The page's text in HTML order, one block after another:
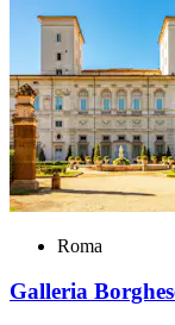
Roma
Galleria